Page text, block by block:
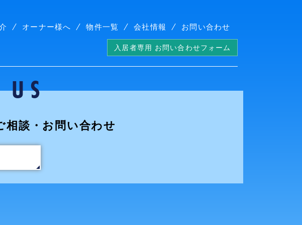
オーナー様へ 物件一覧 会社情報 お問い合わせ
入居者専用 お問い合わせフォーム
US
相談・お問い合わせ